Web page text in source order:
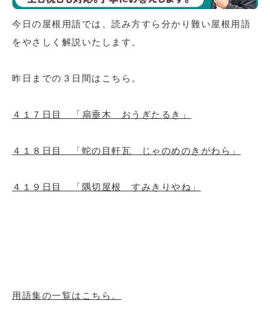
今日の屋根用語では、読み方すら分かり難い屋根用語
をやさしく解説いたします。
昨日までの３日間はこちら。
４１７日目 「扇垂木 おうぎたるき」
４１８日目 「蛇の目軒瓦 じゃのめのきがわら」
４１９日目 「隅切屋根 すみきりやね」
用語集の一覧はこちら。